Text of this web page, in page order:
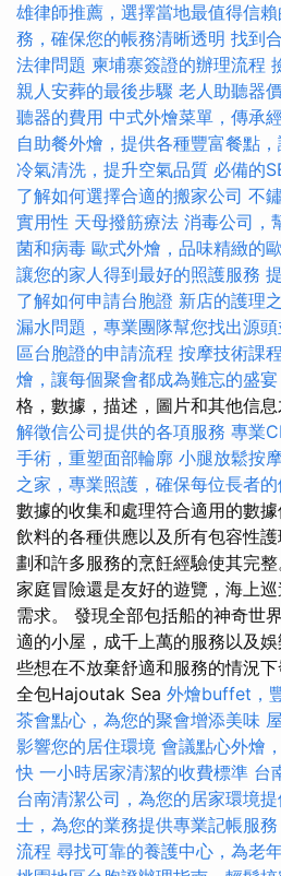
雄律師推薦，選擇當地最值得信
務，確保您的帳務清晰透明 找到
法律問題 柬埔寨簽證的辦理流程
親人安葬的最後步驟 老人助聽器
聽器的費用 中式外燴菜單，傳承
自助餐外燴，提供各種豐富餐點
冷氣清洗，提升空氣品質 必備的
了解如何選擇合適的搬家公司 不
實用性 天母撥筋療法 消毒公司，
菌和病毒 歐式外燴，品味精緻的
讓您的家人得到最好的照護服務
了解如何申請台胞證 新店的護理
漏水問題，專業團隊幫您找出源
區台胞證的申請流程 按摩技術課程
燴，讓每個聚會都成為難忘的盛宴
格，數據，描述，圖片和其他信
解徵信公司提供的各項服務 專業
手術，重塑面部輪廓 小腿放鬆按
之家，專業照護，確保每位長者
數據的收集和處理符合適用的數
飲料的各種供應以及所有包容性
劃和許多服務的烹飪經驗使其完
家庭冒險還是友好的遊覽，海上
需求。 發現全部包括船的神奇世
適的小屋，成千上萬的服務以及
些想在不放棄舒適和服務的情況
全包Hajoutak Sea 外燴buffet，
茶會點心，為您的聚會增添美味
影響您的居住環境 會議點心外燴
快 一小時居家清潔的收費標準 台
台南清潔公司，為您的居家環境
士，為您的業務提供專業記帳服務
流程 尋找可靠的養護中心，為老